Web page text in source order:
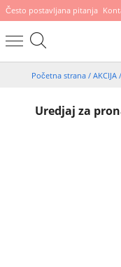
Često postavljana pitanja
Početna strana / AKCIJA /
Uredjaj za